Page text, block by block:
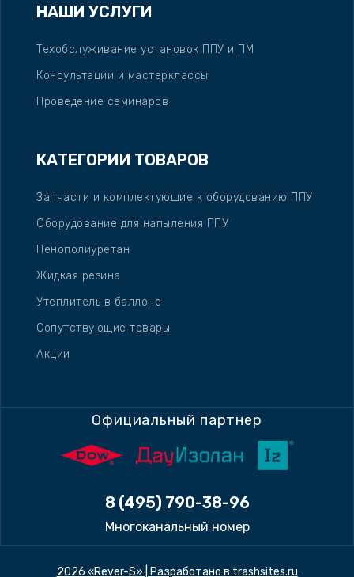
НАШИ УСЛУГИ
Техобслуживание установок ППУ и ПМ
Консультации и мастерклассы
Проведение семинаров
КАТЕГОРИИ ТОВАРОВ
Запчасти и комплектующие к оборудованию ППУ
Оборудование для напыления ППУ
Пенополиуретан
Жидкая резина
Утеплитель в баллоне
Сопутствующие товары
Акции
Официальный партнер
8 (495) 790-38-96
Многоканальный номер
2026 «Rever-S» | Разработано в trashsites.ru